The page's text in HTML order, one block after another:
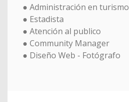
● Administración en turismo
● Estadista
● Atención al publico
● Community Manager
● Diseño Web - Fotógrafo